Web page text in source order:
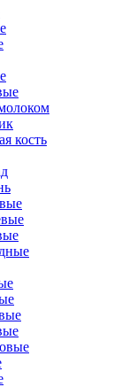
кость